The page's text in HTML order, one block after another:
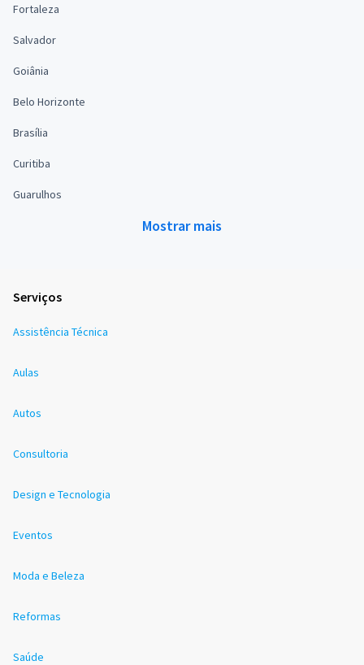
Fortaleza
Salvador
Goiânia
Belo Horizonte
Brasília
Curitiba
Guarulhos
Mostrar mais
Serviços
Assistência Técnica
Aulas
Autos
Consultoria
Design e Tecnologia
Eventos
Moda e Beleza
Reformas
Saúde